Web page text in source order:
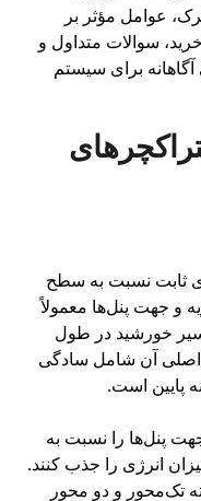
عوامل مؤثر بر
سوالات متداول و
آگاهانه برای سیستم
ثابت نسبت به سطح
و جهت پنل‌ها معمولاً
خورشید در طول
آن شامل سادگی
پایین است.
پنل‌ها را نسبت به
انرژی را جذب کنند.
تک‌محور و دو محور